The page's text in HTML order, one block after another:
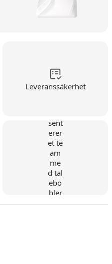
Leveranssäkerhet